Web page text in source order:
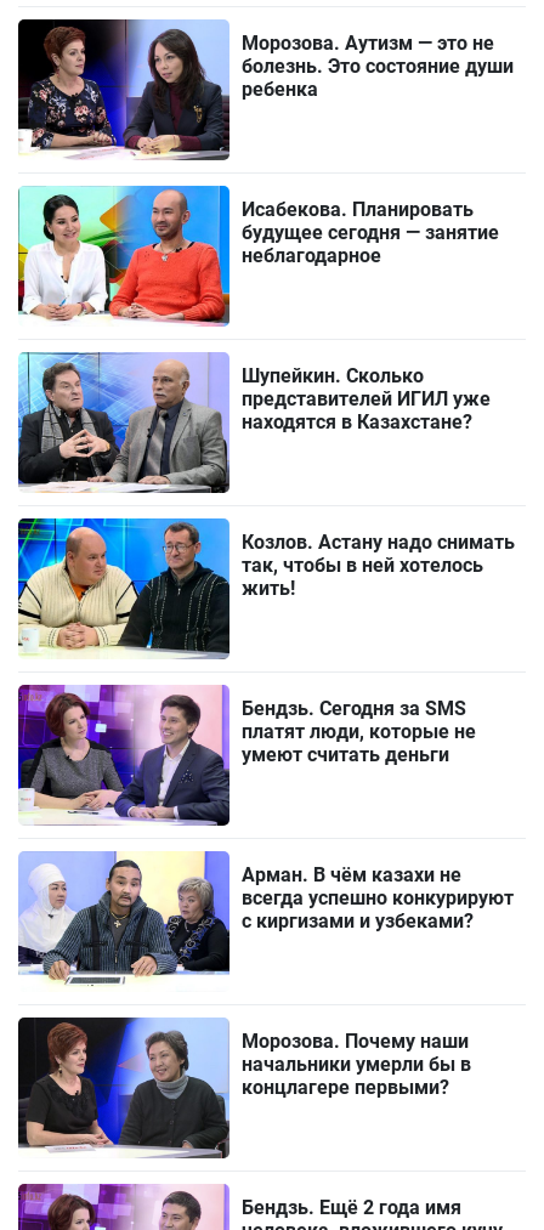
Морозова. Аутизм — это не
болезнь. Это состояние души
ребенка
Исабекова. Планировать
будущее сегодня — занятие
неблагодарное
Шупейкин. Сколько
представителей ИГИЛ уже
находятся в Казахстане?
Козлов. Астану надо снимать
так, чтобы в ней хотелось
жить!
Бендзь. Сегодня за SMS
платят люди, которые не
умеют считать деньги
Арман. В чём казахи не
всегда успешно конкурируют
с киргизами и узбеками?
Морозова. Почему наши
начальники умерли бы в
концлагере первыми?
Бендзь. Ещё 2 года имя